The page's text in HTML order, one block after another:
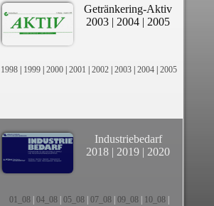
Getränkering-Aktiv
2003 | 2004 | 2005
1998 | 1999 | 2000 | 2001 | 2002 | 2003 | 2004 | 2005
Industriebedarf
2018 | 2019 | 2020
01_08| 04_08| 05_08| 07_08| 09_08| 10_08|